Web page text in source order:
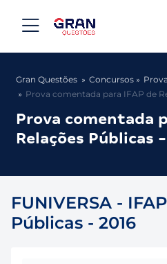
Gran Questões Concursos
Prova comentada para IFAP de
Prova comentada
Relações Públicas
FUNIVERSA -
Públicas - 2016